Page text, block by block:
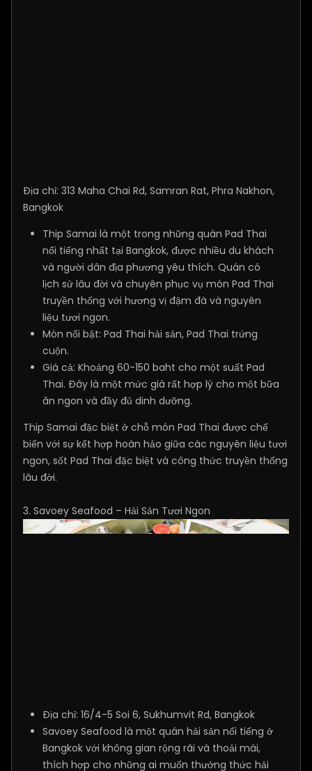
Địa chỉ: 313 Maha Chai Rd, Samran Rat, Phra Nakhon,
Bangkok
Thip Samai là một trong những quán Pad Thai
nổi tiếng nhất tại Bangkok, được nhiều du khách
và người dân địa phương yêu thích. Quán có
lịch sử lâu đời và chuyên phục vụ món Pad Thai
truyền thống với hương vị đậm đà và nguyên
liệu tươi ngon.
Món nổi bật: Pad Thai hải sản, Pad Thai trứng
cuộn.
Giá cả: Khoảng 60-150 baht cho một suất Pad
Thai. Đây là một mức giá rất hợp lý cho một bữa
ăn ngon và đầy đủ dinh dưỡng.
Thip Samai đặc biệt ở chỗ món Pad Thai được chế
biến với sự kết hợp hoàn hảo giữa các nguyên liệu tươi
ngon, sốt Pad Thai đặc biệt và công thức truyền thống
lâu đời.
3. Savoey Seafood – Hải Sản Tươi Ngon
Địa chỉ: 16/4-5 Soi 6, Sukhumvit Rd, Bangkok
Savoey Seafood là một quán hải sản nổi tiếng ở
Bangkok với không gian rộng rãi và thoải mái,
thích hợp cho những ai muốn thưởng thức hải